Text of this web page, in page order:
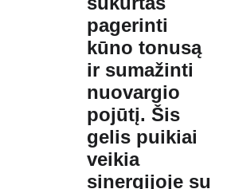
pagerinti
kūno tonusą
ir sumažinti
nuovargio
pojūtį. Šis
gelis puikiai
veikia
sinergijoje su